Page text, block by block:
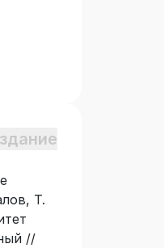
как
Т.
//